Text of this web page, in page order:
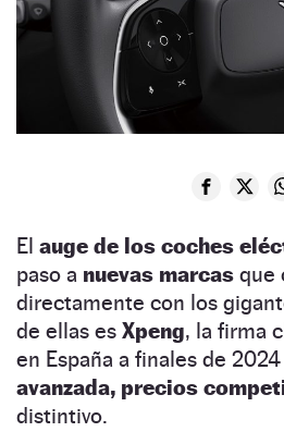
El auge de los coches
paso a nuevas marcas que
directamente con los
de ellas es Xpeng, la firma
en España a finales de
avanzada, precios
distintivo.